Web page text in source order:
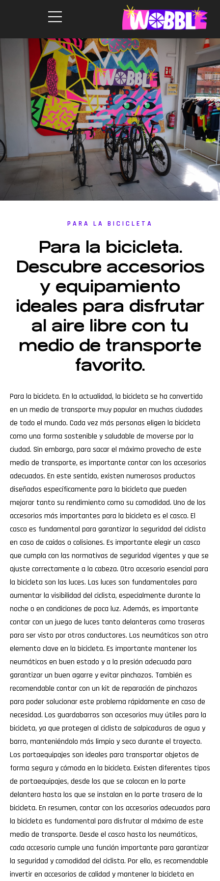
PARA LA BICICLETA
Para la bicicleta.
Descubre accesorios
y equipamiento
ideales para disfrutar
al aire libre con tu
medio de transporte
favorito.
Para la bicicleta. En la actualidad, la bicicleta se ha convertido
en un medio de transporte muy popular en muchas ciudades
de todo el mundo. Cada vez más personas eligen la bicicleta
como una forma sostenible y saludable de moverse por la
ciudad. Sin embargo, para sacar el máximo provecho de este
medio de transporte, es importante contar con los accesorios
adecuados. En este sentido, existen numerosos productos
diseñados específicamente para la bicicleta que pueden
mejorar tanto su rendimiento como su comodidad. Uno de los
accesorios más importantes para la bicicleta es el casco. El
casco es fundamental para garantizar la seguridad del ciclista
en caso de caídas o colisiones. Es importante elegir un casco
que cumpla con las normativas de seguridad vigentes y que se
ajuste correctamente a la cabeza. Otro accesorio esencial para
la bicicleta son las luces. Las luces son fundamentales para
aumentar la visibilidad del ciclista, especialmente durante la
noche o en condiciones de poca luz. Además, es importante
contar con un juego de luces tanto delanteras como traseras
para ser visto por otros conductores. Los neumáticos son otro
elemento clave en la bicicleta. Es importante mantener los
neumáticos en buen estado y a la presión adecuada para
garantizar un buen agarre y evitar pinchazos. También es
recomendable contar con un kit de reparación de pinchazos
para poder solucionar este problema rápidamente en caso de
necesidad. Los guardabarros son accesorios muy útiles para la
bicicleta, ya que protegen al ciclista de salpicaduras de agua y
barro, manteniéndolo más limpio y seco durante el trayecto.
Los portaequipajes son ideales para transportar objetos de
forma segura y cómoda en la bicicleta. Existen diferentes tipos
de portaequipajes, desde los que se colocan en la parte
delantera hasta los que se instalan en la parte trasera de la
bicicleta. En resumen, contar con los accesorios adecuados para
la bicicleta es fundamental para disfrutar al máximo de este
medio de transporte. Desde el casco hasta los neumáticos,
cada accesorio cumple una función importante para garantizar
la seguridad y comodidad del ciclista. Por ello, es recomendable
invertir en accesorios de calidad y mantener la bicicleta en